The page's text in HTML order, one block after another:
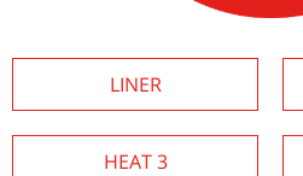
LINER
HEAT 3